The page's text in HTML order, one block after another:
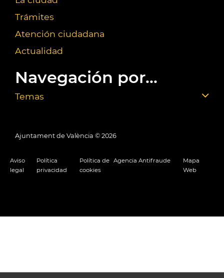
Trámites
Atención ciudadana
Actualidad
Navegación por...
Temas
Ajuntament de València © 2026
Aviso
legal
Política
privacidad
Política de
cookies
Agencia Antifraude
Mapa
Web